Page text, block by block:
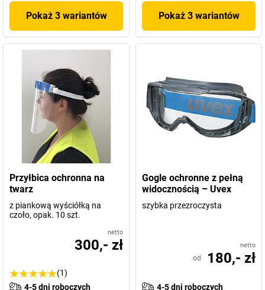
Pokaż 3 wariantów Pokaż 3 wariantów
Przyłbica ochronna na
twarz
z piankową wyściółką na
czoło, opak. 10 szt.
netto
300,- zł
(1)
4-5 dni roboczych
Gogle ochronne z pełną
widocznością – Uvex
szybka przezroczysta
netto
od 180,- zł
4-5 dni roboczych